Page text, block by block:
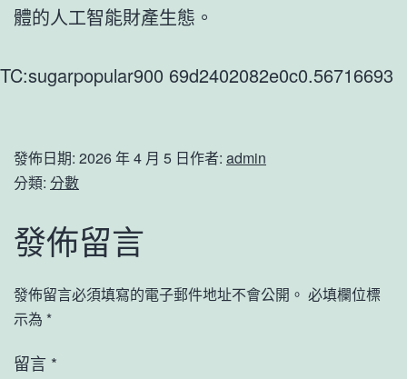
體的人工智能財產生態。
TC:sugarpopular900 69d2402082e0c0.56716693
發佈日期: 2026 年 4 月 5 日作者: admin
分類: 分數
發佈留言
發佈留言必須填寫的電子郵件地址不會公開。 必填欄位標
示為 *
留言 *